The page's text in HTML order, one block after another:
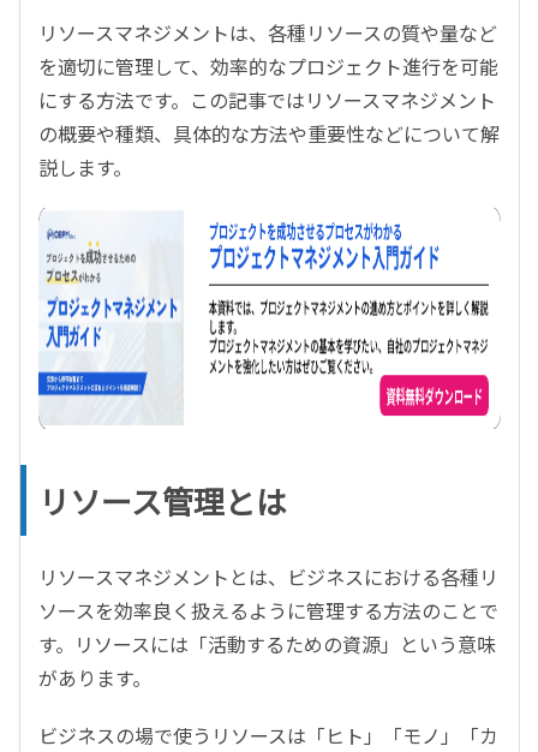
リソースマネジメントは、各種リソースの質や量など
を適切に管理して、効率的なプロジェクト進行を可能
にする方法です。この記事ではリソースマネジメント
の概要や種類、具体的な方法や重要性などについて解
説します。
リソース管理とは
リソースマネジメントとは、ビジネスにおける各種リ
ソースを効率良く扱えるように管理する方法のことで
す。リソースには「活動するための資源」という意味
があります。
ビジネスの場で使うリソースは「ヒト」「モノ」「カ